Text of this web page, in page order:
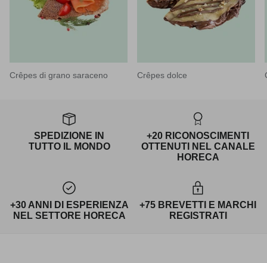
Crêpes di grano saraceno Crêpes dolce
SPEDIZIONE IN
TUTTO IL MONDO
+20 RICONOSCIMENTI
OTTENUTI NEL CANALE
HORECA
+30 ANNI DI ESPERIENZA
NEL SETTORE HORECA
+75 BREVETTI E MARCHI
REGISTRATI